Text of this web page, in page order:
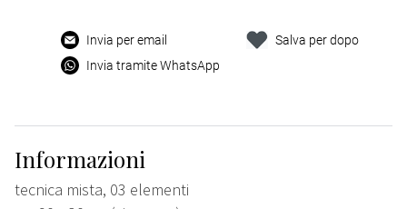
Invia per email
Invia tramite WhatsApp
Salva per dopo
Informazioni
tecnica mista, 03 elementi